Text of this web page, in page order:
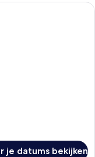
| Luxe beddengoed,
je datums bekijken